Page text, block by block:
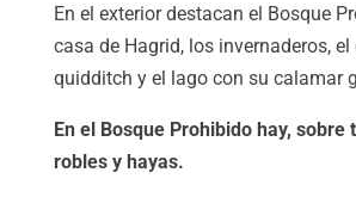
En el exterior destacan el Bosque
casa de Hagrid, los invernaderos,
quidditch y el lago con su calamar
En el Bosque Prohibido hay, sobre
robles y hayas.